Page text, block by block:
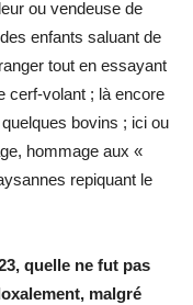
ou vendeuse de
enfants saluant de
tout en essayant
cerf-volant ; là encore
bovins ; ici ou
hommage aux «
repiquant le
quelle ne fut pas
malgré